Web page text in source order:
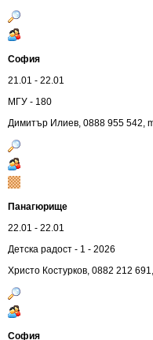
София
21.01 - 22.01
МГУ - 180
Димитър Илиев, 0888 955 542,
Панагюрище
22.01 - 22.01
Детска радост - 1 - 2026
Христо Костурков, 0882 212 691,
София